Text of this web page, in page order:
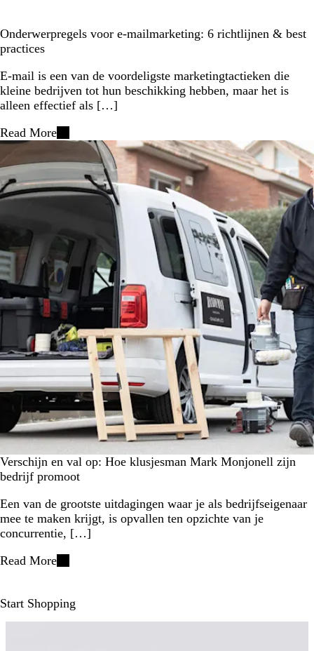
Onderwerpregels voor e-mailmarketing: 6 richtlijnen & best
practices
E-mail is een van de voordeligste marketingtactieken die
kleine bedrijven tot hun beschikking hebben, maar het is
alleen effectief als […]
Read More
Verschijn en val op: Hoe klusjesman Mark Monjonell zijn
bedrijf promoot
Een van de grootste uitdagingen waar je als bedrijfseigenaar
mee te maken krijgt, is opvallen ten opzichte van je
concurrentie, […]
Read More
Start Shopping